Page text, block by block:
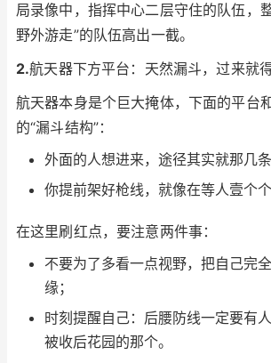
局录像中，指挥中心二层守住的队伍，
野外游走”的队伍高出一截。
2.航天器下方平台：天然漏斗，过来就
航天器本身是个巨大掩体，下面的平台
的“漏斗结构”：
外面的人想进来，途径其实就那几条
你提前架好枪线，就像在等人壹个个
在这里刷红点，要注意两件事：
不要为了多看一点视野，把自己完
缘；
时刻提醒自己：后腰防线一定要有
被收后花园的那个。